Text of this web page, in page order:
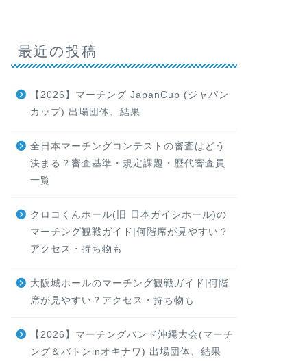
最近の投稿
【2026】マーチング JapanCup (ジャパン
カップ) 出場団体、結果
全日本マーチングコンテストの審査はどう
決まる？審査基準・規定課題・歴代審査員
一覧
クロコくんホール(旧 日本ガイシホール)の
マーチング観戦ガイド|何階席が見やすい？
アクセス・持ち物も
大阪城ホールのマーチング観戦ガイド|何階
席が見やすい？アクセス・持ち物も
【2026】マーチングバンド沖縄大会(マーチ
ング＆バトンinオキナワ) 出場団体、結果